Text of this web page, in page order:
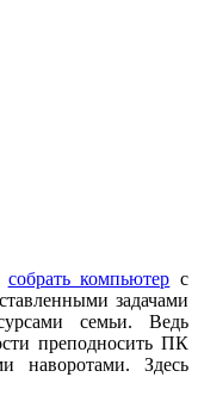
собрать компьютер с
задачами
семьи. Ведь
преподносить ПК
наворотами. Здесь